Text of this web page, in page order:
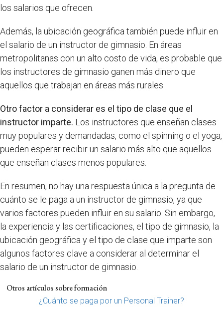
los salarios que ofrecen.
Además, la ubicación geográfica también puede influir en
el salario de un instructor de gimnasio. En áreas
metropolitanas con un alto costo de vida, es probable que
los instructores de gimnasio ganen más dinero que
aquellos que trabajan en áreas más rurales.
Otro factor a considerar es el tipo de clase que el
instructor imparte. Los instructores que enseñan clases
muy populares y demandadas, como el spinning o el yoga,
pueden esperar recibir un salario más alto que aquellos
que enseñan clases menos populares.
En resumen, no hay una respuesta única a la pregunta de
cuánto se le paga a un instructor de gimnasio, ya que
varios factores pueden influir en su salario. Sin embargo,
la experiencia y las certificaciones, el tipo de gimnasio, la
ubicación geográfica y el tipo de clase que imparte son
algunos factores clave a considerar al determinar el
salario de un instructor de gimnasio.
Otros artículos sobre formación
¿Cuánto se paga por un Personal Trainer?